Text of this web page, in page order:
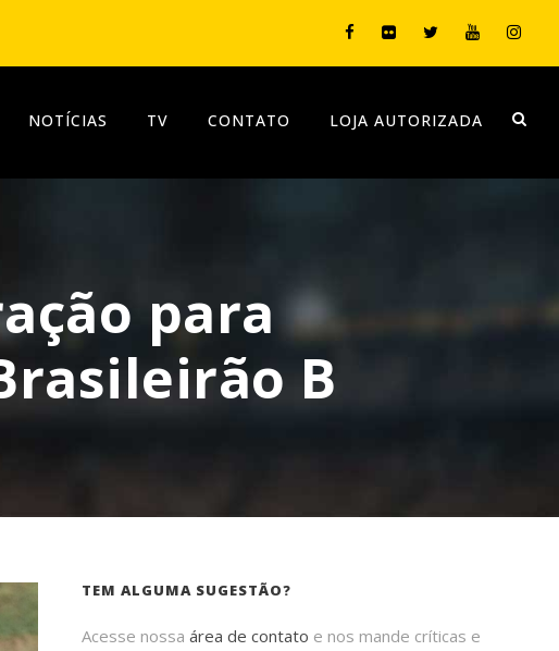
NOTÍCIAS TV CONTATO LOJA AUTORIZADA
para
B
TEM ALGUMA SUGESTÃO?
Acesse nossaárea de contato e nos mande críticas e